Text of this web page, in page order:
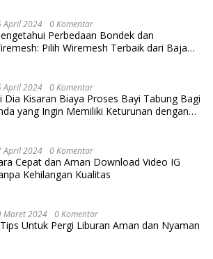
April 2024 0 Komentar
Perbedaan Bondek dan
Pilih Wiremesh Terbaik dari Baja
April 2024 0 Komentar
Dia Kisaran Biaya Proses Bayi Tabung Bagi
yang Ingin Memiliki Keturunan dengan
April 2024 0 Komentar
Cepat dan Aman Download Video IG
Kehilangan Kualitas
Maret 2024 0 Komentar
Untuk Pergi Liburan Aman dan Nyaman